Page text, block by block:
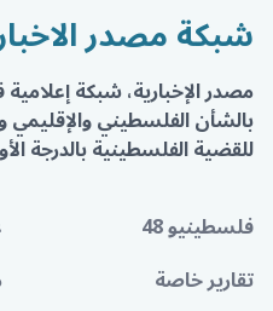
شبكة مصدر
مصدر الإخبارية، شبكة
بالشأن الفلسطيني والإقليمي
للقضية الفلسطينية بالدرجة
فلسطينيو 48
تقارير خاصة